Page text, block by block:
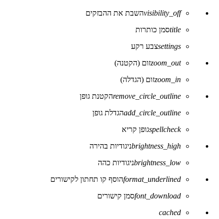
של
visibility_offהשבת את ההבזקים
titleסמן כותרות
settingsצבע רקע
zoom_outזום (הקטנה)
zoom_inזום (הגדלה)
remove_circle_outlineהקטנת גופן
add_circle_outlineהגדלת גופן
spellcheckגופן קריא
brightness_highניגודיות בהירה
brightness_lowניגודיות כהה
format_underlinedהוסף קו תחתון לקישורים
font_downloadסמן קישורים
לאפס
cached